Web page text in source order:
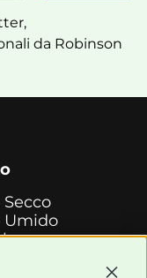
da Robinson
Secco
Umido
e